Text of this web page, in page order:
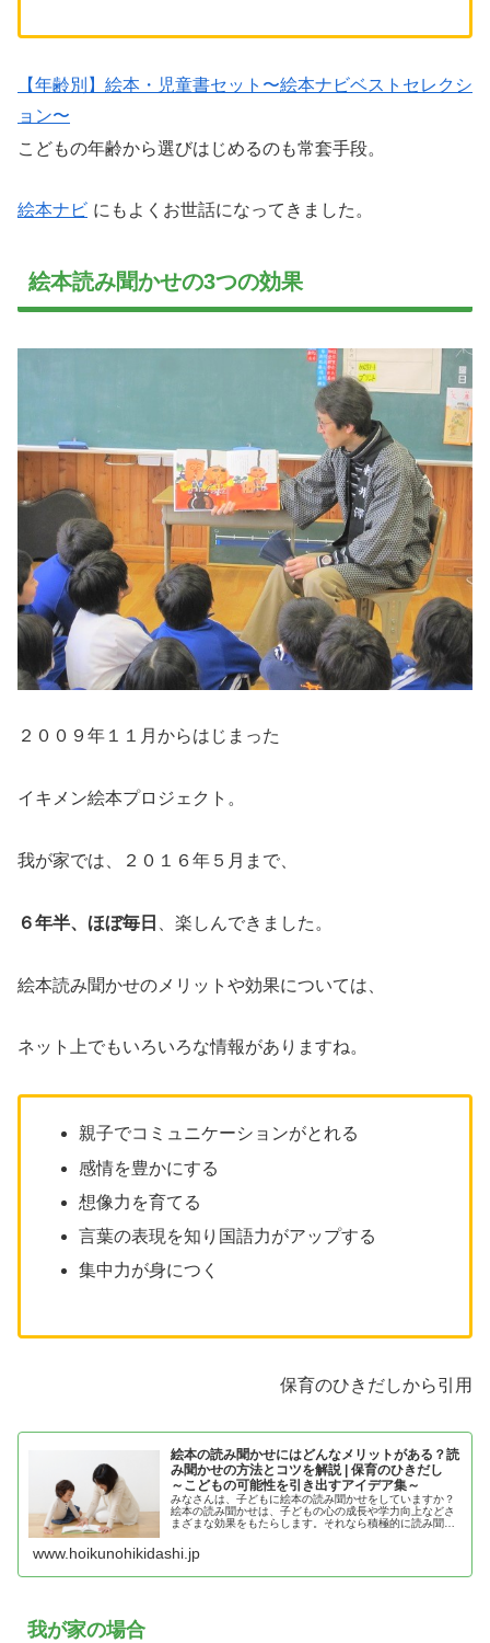
【年齢別】絵本・児童書セット〜絵本ナビベストセレクシ
ョン〜
こどもの年齢から選びはじめるのも常套手段。
絵本ナビ にもよくお世話になってきました。
絵本読み聞かせの3つの効果
２００９年１１月からはじまった
イキメン絵本プロジェクト。
我が家では、２０１６年５月まで、
６年半、ほぼ毎日 、楽しんできました。
絵本読み聞かせのメリットや効果については、
ネット上でもいろいろな情報がありますね。
親子でコミュニケーションがとれる
感情を豊かにする
想像力を育てる
言葉の表現を知り国語力がアップする
集中力が身につく
保育のひきだしから引用
絵本の読み聞かせにはどんなメリットがある？読
み聞かせの方法とコツを解説 | 保育のひきだし
～こどもの可能性を引き出すアイデア集～
みなさんは、子どもに絵本の読み聞かせをしていますか？
絵本の読み聞かせは、子どもの心の成長や学力向上などさ
まざまな効果をもたらします。それなら積極的に読み聞か
www.hoikunohikidashi.jp
我が家の場合